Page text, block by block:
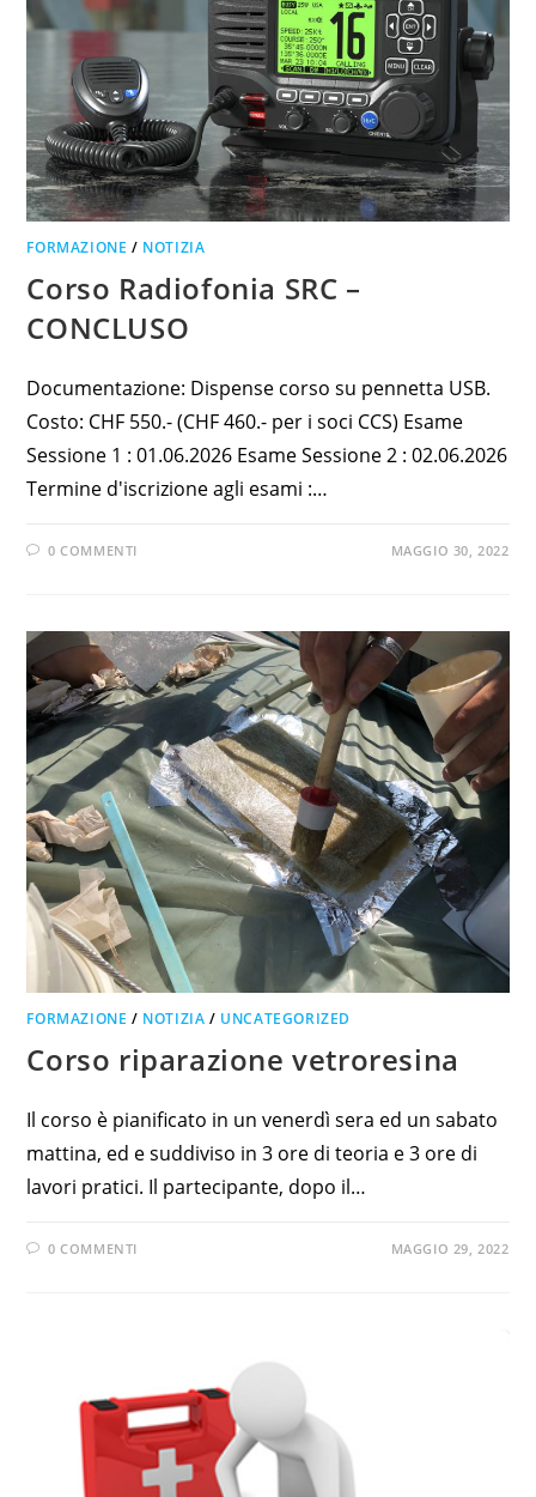
FORMAZIONE / NOTIZIA
Corso Radiofonia SRC –
CONCLUSO
Documentazione: Dispense corso su pennetta USB.
Costo: CHF 550.- (CHF 460.- per i soci CCS) Esame
Sessione 1 : 01.06.2026 Esame Sessione 2 : 02.06.2026
Termine d'iscrizione agli esami :…
0 COMMENTI MAGGIO 30, 2022
FORMAZIONE / NOTIZIA / UNCATEGORIZED
Corso riparazione vetroresina
Il corso è pianificato in un venerdì sera ed un sabato
mattina, ed e suddiviso in 3 ore di teoria e 3 ore di
lavori pratici. Il partecipante, dopo il…
0 COMMENTI MAGGIO 29, 2022